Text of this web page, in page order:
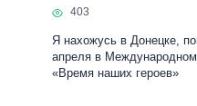
403
Я нахожусь в Донецке,
апреля в
«Время наших героев»